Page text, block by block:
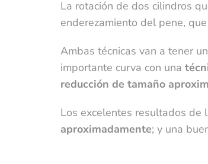
La rotación de dos cilindros
enderezamiento del pene,
Ambas técnicas van a tener
importante curva con una
reducción de tamaño
Los excelentes resultados de
aproximadamente; y una